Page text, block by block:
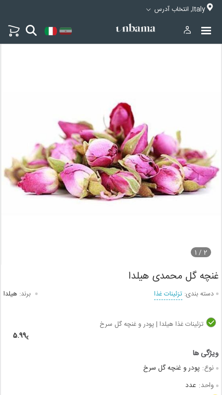
Italy, انتخاب آدرس
2 /
1
غنچه گل محمدی هیلدا
دسته بندی: تزئینات غذا برند: هیلدا
تزئینات غذا هیلدا | پودر و غنچه گل سرخ
5.99€
نوع: پودر و غنچه گل سرخ
واحد: عدد